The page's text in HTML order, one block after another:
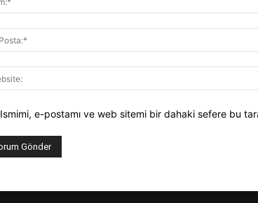
Ismimi, e-postamı ve web sitemi bir dahaki sefere bu